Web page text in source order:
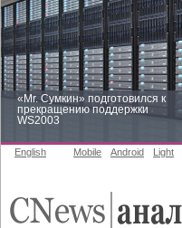
«Mr. Сумкин» подготовился к
прекращению поддержки
WS2003
English Mobile Android Light